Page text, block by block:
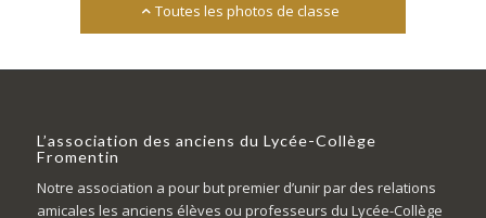
Toutes les photos de classe
L’association des anciens du Lycée-Collège
Fromentin
Notre association a pour but premier d’unir par des relations
amicales les anciens élèves ou professeurs du Lycée-Collège